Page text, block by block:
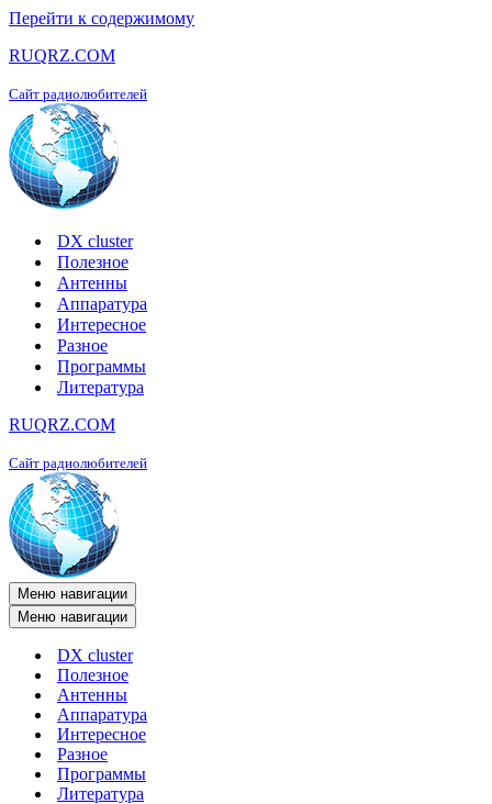
Перейти к содержимому
RUQRZ.COM
Сайт радиолюбителей
DX cluster
Полезное
Антенны
Аппаратура
Интересное
Разное
Программы
Литература
RUQRZ.COM
Сайт радиолюбителей
Меню навигации
Меню навигации
DX cluster
Полезное
Антенны
Аппаратура
Интересное
Разное
Программы
Литература